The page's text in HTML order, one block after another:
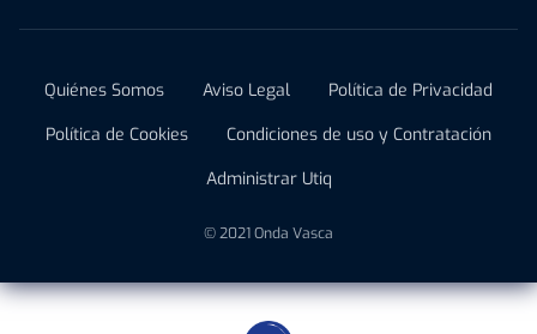
Quiénes Somos Aviso Legal
Política de Privacidad
Política de Cookies
Condiciones de uso y Contratación
Administrar Utiq
© 2021 Onda Vasca